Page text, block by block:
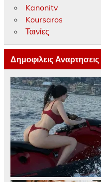
Kanonitv
Koursaros
Ταινίες
Δημοφιλεις Αναρτησεις